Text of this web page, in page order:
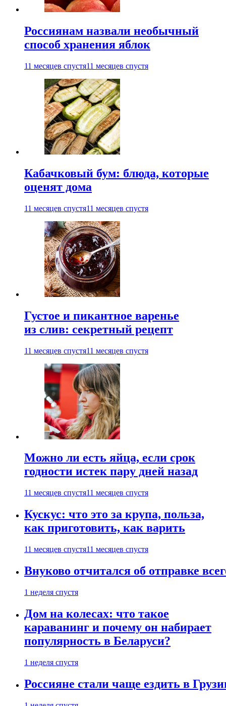
Россиянам назвали необычный
способ хранения яблок
11 месяцев спустя11 месяцев спустя
Кабачковый бум: блюда, которые
оценят дома
11 месяцев спустя11 месяцев спустя
Густое и пикантное варенье
из слив: секретный рецепт
11 месяцев спустя11 месяцев спустя
Можно ли есть яйца, если срок
годности истек пару дней назад
11 месяцев спустя11 месяцев спустя
Кускус: что это за крупа, польза,
как приготовить, как варить
11 месяцев спустя11 месяцев спустя
Внуково отчитался об отправке
1 неделя спустя
Дом на колесах: что такое
караванинг и почему он набирает
популярность в Беларуси?
1 неделя спустя
Россияне стали чаще ездить в